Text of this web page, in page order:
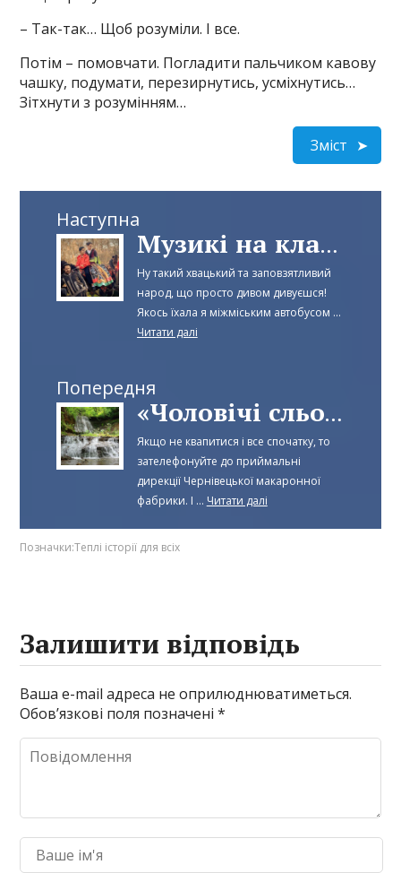
– Так-так… Щоб розуміли. І все.
Потім – помовчати. Погладити пальчиком кавову
чашку, подумати, перезирнутись, усміхнутись…
Зітхнути з розумінням…
Зміст
Наступна
Музикі на кладовищі
Ну такий хвацький та заповзятливий
народ, що просто дивом дивуєшся!
Якось їхала я міжміським автобусом ...
Читати далі
Попередня
«Чоловічі сльози»
Якщо не квапитися і все спочатку, то
зателефонуйте до приймальні
дирекції Чернівецької макаронної
фабрики. І ... Читати далі
Позначки:Теплі історії для всіх
Залишити відповідь
Ваша e-mail адреса не оприлюднюватиметься.
Обов’язкові поля позначені*